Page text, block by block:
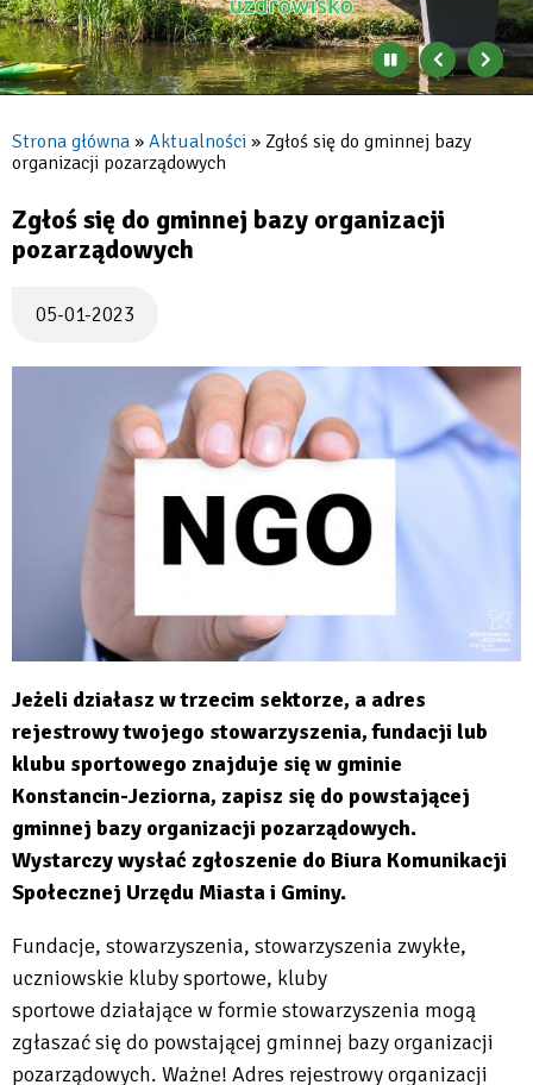
Zatrzymaj
automatyczne
się
banerów
Poprzedni
bannerbaner
Ścieżka
Strona główna Aktualności
Zgłoś się do gminnej bazy
organizacji pozarządowych
Zgłoś się do gminnej bazy organizacji
pozarządowych
05-01-2023
Jeżeli działasz w trzecim sektorze, a adres
rejestrowy twojego stowarzyszenia, fundacji lub
klubu sportowego znajduje się w gminie
Konstancin-Jeziorna, zapisz się do powstającej
gminnej bazy organizacji pozarządowych.
Wystarczy wysłać zgłoszenie do Biura Komunikacji
Społecznej Urzędu Miasta i Gminy.
Fundacje, stowarzyszenia, stowarzyszenia zwykłe,
uczniowskie kluby sportowe, kluby
sportowe działające w formie stowarzyszenia mogą
zgłaszać się do powstającej gminnej bazy organizacji
pozarządowych. Ważne! Adres rejestrowy organizacji